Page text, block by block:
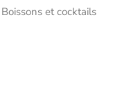
Boissons et cocktails